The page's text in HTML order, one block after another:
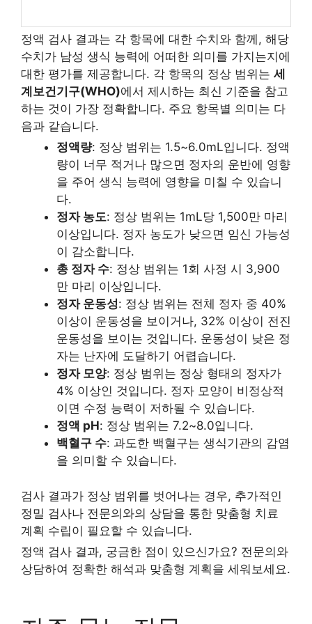
정액 검사 결과는 각 항목에 대한 수치와 함께, 해당
수치가 남성 생식 능력에 어떠한 의미를 가지는지에
대한 평가를 제공합니다. 각 항목의 정상 범위는 세
계보건기구(WHO)에서 제시하는 최신 기준을 참고
하는 것이 가장 정확합니다. 주요 항목별 의미는 다
음과 같습니다.
정액량: 정상 범위는 1.5~6.0mL입니다. 정액
량이 너무 적거나 많으면 정자의 운반에 영향
을 주어 생식 능력에 영향을 미칠 수 있습니
다.
정자 농도: 정상 범위는 1mL당 1,500만 마리
이상입니다. 정자 농도가 낮으면 임신 가능성
이 감소합니다.
총 정자 수: 정상 범위는 1회 사정 시 3,900
만 마리 이상입니다.
정자 운동성: 정상 범위는 전체 정자 중 40%
이상이 운동성을 보이거나, 32% 이상이 전진
운동성을 보이는 것입니다. 운동성이 낮은 정
자는 난자에 도달하기 어렵습니다.
정자 모양: 정상 범위는 정상 형태의 정자가
4% 이상인 것입니다. 정자 모양이 비정상적
이면 수정 능력이 저하될 수 있습니다.
정액 pH: 정상 범위는 7.2~8.0입니다.
백혈구 수: 과도한 백혈구는 생식기관의 감염
을 의미할 수 있습니다.
검사 결과가 정상 범위를 벗어나는 경우, 추가적인
정밀 검사나 전문의와의 상담을 통한 맞춤형 치료
계획 수립이 필요할 수 있습니다.
정액 검사 결과, 궁금한 점이 있으신가요? 전문의와
상담하여 정확한 해석과 맞춤형 계획을 세워보세요.